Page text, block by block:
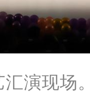
汇演现场